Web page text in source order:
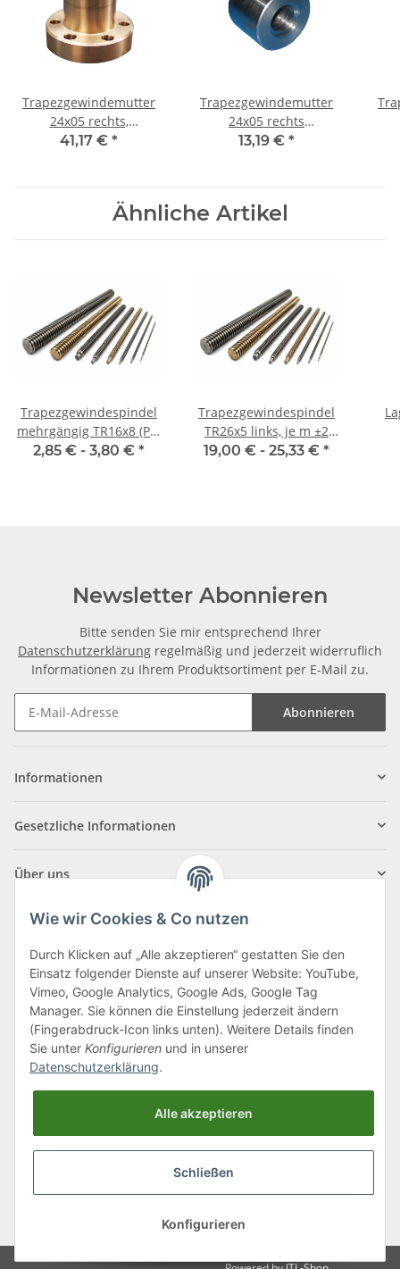
Trapezgewindemutter
24x05 rechts,
einbaufertige
41,17 € *
Trapezgewindemutter
24x05 rechts
Automatenstahl rund
13,19 € *
Ähnliche Artikel
Trapezgewindespindel
mehrgängig TR16x8 (P4)
rechts, je 100 mm
2,85 € - 3,80 € *
Trapezgewindespindel
TR26x5 links, je m ±2
mm
19,00 € - 25,33 € *
Newsletter Abonnieren
Bitte senden Sie mir entsprechend Ihrer
Datenschutzerklärung regelmäßig und jederzeit widerruflich
Informationen zu Ihrem Produktsortiment per E-Mail zu.
Abonnieren
Informationen
Gesetzliche Informationen
Über uns
Klagenfurter Straße 29
9556 Liebenfels
Montag bis Donnerstag: 8:00 bis 16:30 Uhr
Freitag: 8:00 bis 12:00 Uhr
Tel.:0043 (0) 4262 50900
office@cncshop.at
* Alle Preise inkl. gesetzlicher USt., zzgl.Versand, zzgl.
Wie wir Cookies & Co nutzen
Durch Klicken auf „Alle akzeptieren“ gestatten Sie den
Einsatz folgender Dienste auf unserer Website: YouTube,
Vimeo, Google Analytics, Google Ads, Google Tag
Manager. Sie können die Einstellung jederzeit ändern
(Fingerabdruck-Icon links unten). Weitere Details finden
Sie unter Konfigurieren und in unserer
Datenschutzerklärung.
Alle akzeptieren
Schließen
Konfigurieren